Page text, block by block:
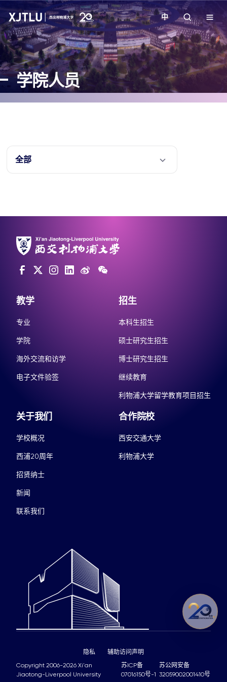
教学
招生
学院
校园生活
中
学院人员
全部
教学
专业
学院
海外交流和访学
电子文件验签
招生
本科生招生
硕士研究生招生
博士研究生招生
继续教育
利物浦大学留学教育项目招生
关于我们
学校概况
西浦20周年
招贤纳士
新闻
联系我们
合作院校
西安交通大学
利物浦大学
Copyright 2006-2026 Xi'an
Jiaotong-Liverpool University
苏ICP备
07016150号-1
苏公网安备
32059002001410号
隐私 辅助访问声明